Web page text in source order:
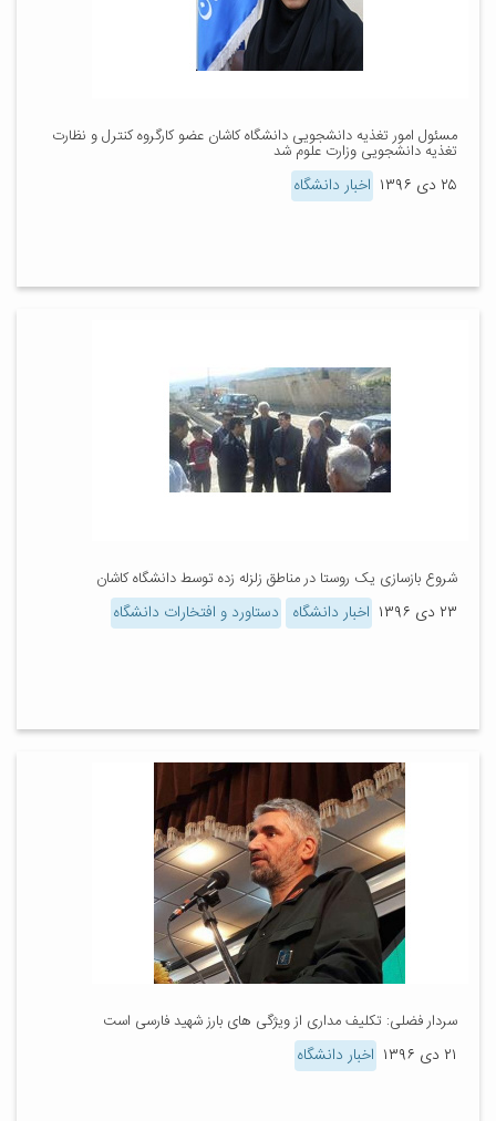
مسئول امور تغذیه دانشجویی دانشگاه کاشان عضو کارگروه کنترل و نظارت
تغذیه دانشجویی وزارت علوم شد
۲۵ دی ۱۳۹۶ اخبار دانشگاه
شروع بازسازی یک روستا در مناطق زلزله زده توسط دانشگاه کاشان
۲۳ دی ۱۳۹۶ اخبار دانشگاه دستاورد و افتخارات دانشگاه
سردار فضلی: تکلیف مداری از ویژگی های بارز شهید فارسی است
۲۱ دی ۱۳۹۶ اخبار دانشگاه